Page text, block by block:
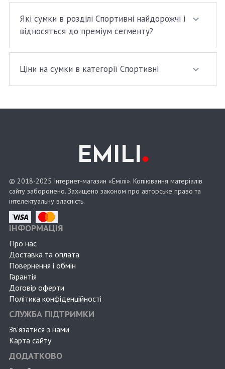
Які сумки в розділі Спортивні найдорожчі і
відносяться до преміум сегменту?
Ціни на сумки в категорії Спортивні
EMILI.
© 2018-2025 Інтернет-магазин «Емілі». Копіювання матеріалів
сайту заборонено. Захищено законом про авторське право та
інтелектуальну власність.
ІНФОРМАЦІЯ
Про нас
Доставка та оплата
Повернення і обмін
Гарантія
Договір оферти
Політика конфіденційності
СЛУЖБА ПІДТРИМКИ
Зв'язатися з нами
Карта сайту
ДОДАТКОВО